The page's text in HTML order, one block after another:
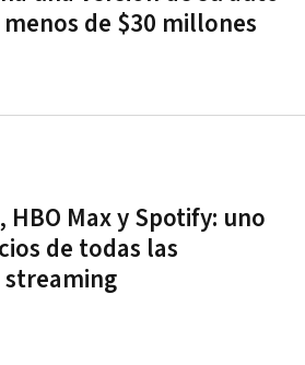
de $30 millones
HBO Max y Spotify: uno
de todas las